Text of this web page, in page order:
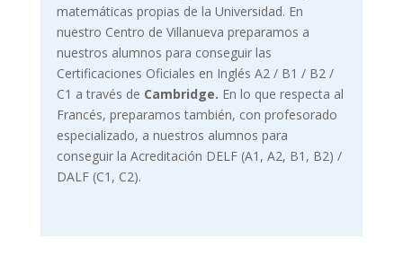
matemáticas propias de la Universidad. En
nuestro Centro de Villanueva preparamos a
nuestros alumnos para conseguir las
Certificaciones Oficiales en Inglés A2 / B1 / B2 /
C1 a través de Cambridge. En lo que respecta al
Francés, preparamos también, con profesorado
especializado, a nuestros alumnos para
conseguir la Acreditación DELF (A1, A2, B1, B2) /
DALF (C1, C2).